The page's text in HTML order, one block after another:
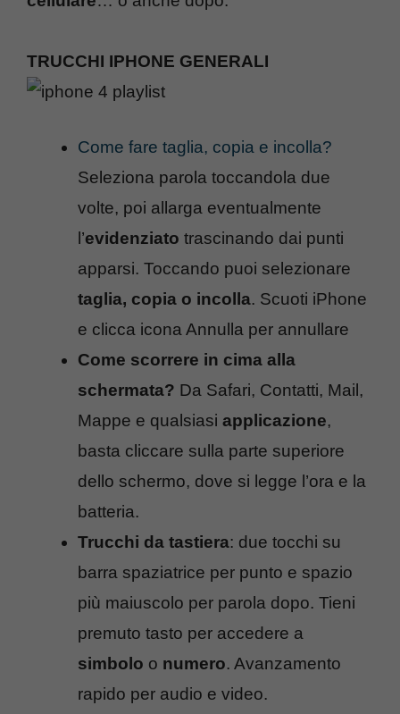
TRUCCHI IPHONE GENERALI
Come fare taglia, copia e incolla?
Seleziona parola toccandola due
volte, poi allarga eventualmente
l’evidenziato trascinando dai punti
apparsi. Toccando puoi selezionare
taglia, copia o incolla. Scuoti iPhone
e clicca icona Annulla per annullare
Come scorrere in cima alla
schermata? Da Safari, Contatti, Mail,
Mappe e qualsiasi applicazione,
basta cliccare sulla parte superiore
dello schermo, dove si legge l’ora e la
batteria.
Trucchi da tastiera: due tocchi su
barra spaziatrice per punto e spazio
più maiuscolo per parola dopo. Tieni
premuto tasto per accedere a
simbolo o numero. Avanzamento
rapido per audio e video.